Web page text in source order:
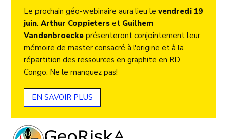
Le prochain géo-webinaire aura lieu le vendredi 19
juin. Arthur Coppieters et Guilhem
Vandenbroecke présenteront conjointement leur
mémoire de master consacré à l'origine et à la
répartition des ressources en graphite en RD
Congo. Ne le manquez pas!
EN SAVOIR PLUS